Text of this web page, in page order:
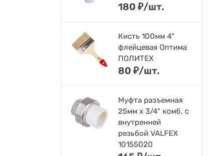
180 ₽/шт.
Кисть 100мм 4"
флейцевая Оптима
ПОЛИТЕХ
80 ₽/шт.
Муфта разъемная
25мм х 3/4" комб. с
внутренней
резьбой VALFEX
10155020